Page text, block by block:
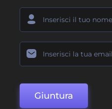
Giuntura